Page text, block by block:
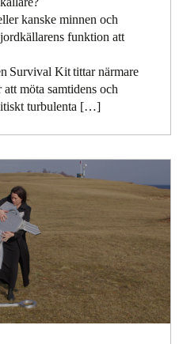
kanske minnen och
funktion att
Survival Kit tittar närmare
möta samtidens och
turbulenta […]